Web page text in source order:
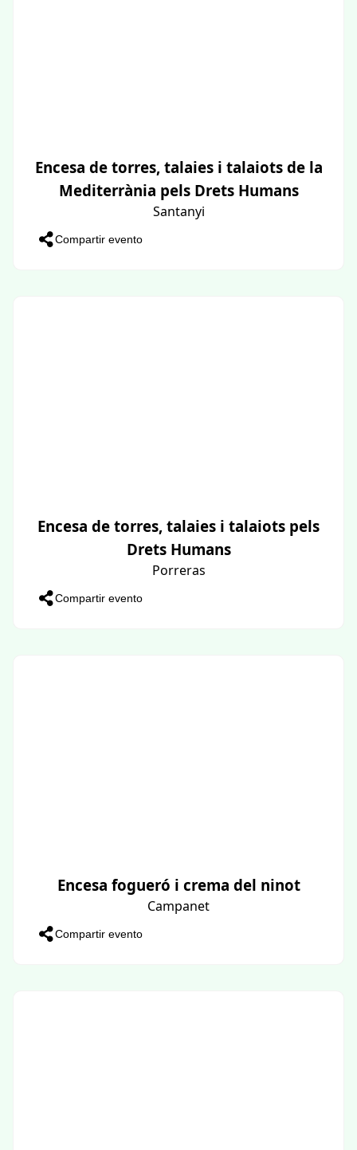
Encesa de torres, talaies i talaiots de la
Mediterrània pels Drets Humans
Santanyi
Compartir evento
Encesa de torres, talaies i talaiots pels
Drets Humans
Porreras
Compartir evento
Encesa fogueró i crema del ninot
Campanet
Compartir evento